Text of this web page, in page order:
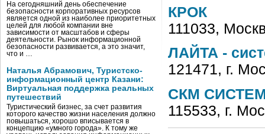
На сегодняшний день обеспечение
безопасности корпоративных ресурсов
является одной из наиболее приоритетных
целей для любой компании вне
зависимости от масштабов и сферы
деятельности. Рынок информационной
безопасности развивается, а это значит,
что и …
Наталья Абрамович, Туристско-
информационный центр Казани:
Виртуальная поддержка реальных
путешествий
Туристический бизнес, за счет развития
которого качество жизни населения должно
повышаться, хорошо вписывается в
концепцию «умного города». К тому же
КРОК
111033,
ЛАЙТА -
121471, г.
СКМ
115533, г.